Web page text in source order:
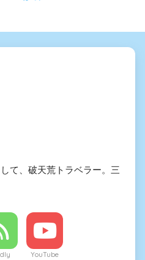
て、破天荒トラベラー。三
YouTube